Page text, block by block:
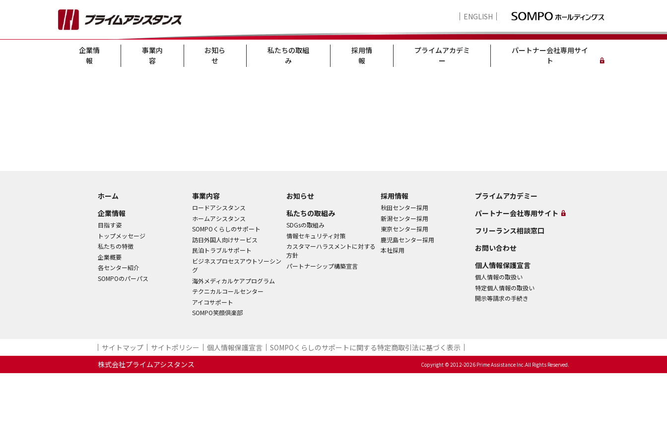
ENGLISH
企業情
報
事業内
容
お知ら
せ
私たちの取組
み
採用情
報
プライムアカデミ
ー
パートナー会社専用サイ
ト
ホーム
企業情報
目指す姿
トップメッセージ
私たちの特徴
企業概要
各センター紹介
SOMPOのパーパス
事業内容
ロードアシスタンス
ホームアシスタンス
SOMPOくらしのサポート
訪日外国人向けサービス
民泊トラブルサポート
ビジネスプロセスアウトソーシン
グ
海外メディカルケアプログラム
テクニカルコールセンター
アイコサポート
SOMPO笑顔倶楽部
お知らせ
私たちの取組み
SDGsの取組み
情報セキュリティ対策
カスタマーハラスメントに対する
方針
パートナーシップ構築宣言
採用情報
秋田センター採用
新潟センター採用
東京センター採用
鹿児島センター採用
本社採用
プライムアカデミー
パートナー会社専用サイト
フリーランス相談窓口
お問い合わせ
個人情報保護宣言
個人情報の取扱い
特定個人情報の取扱い
開示等請求の手続き
サイトマップ サイトポリシー 個人情報保護宣言
SOMPOくらしのサポート​に関する特定商取引法に基づく表示​
株式会社プライムアシスタンス
Copyright © 2012-2026 Prime Assistance Inc.All Rights Reserved.